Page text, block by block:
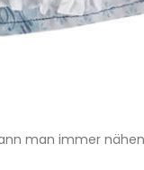
man immer